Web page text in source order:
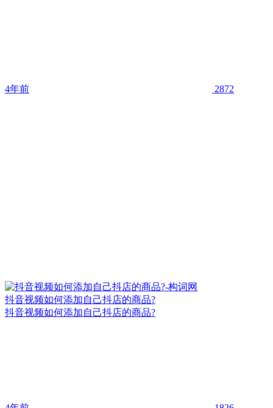
4年前 2872
抖音视频如何添加自己抖店的商品?
抖音视频如何添加自己抖店的商品?